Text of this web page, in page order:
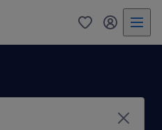
0 Mein